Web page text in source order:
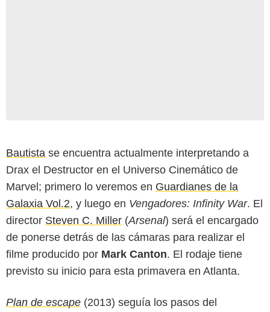
Bautista se encuentra actualmente interpretando a
Drax el Destructor en el Universo Cinemático de
Marvel; primero lo veremos en Guardianes de la
Galaxia Vol.2, y luego en Vengadores: Infinity War. El
director Steven C. Miller (Arsenal) será el encargado
de ponerse detrás de las cámaras para realizar el
filme producido por Mark Canton. El rodaje tiene
previsto su inicio para esta primavera en Atlanta.
Plan de escape (2013) seguía los pasos del